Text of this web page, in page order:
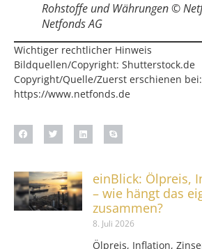
Rohstoffe und Währungen ©
Netfonds AG
Wichtiger rechtlicher Hinweis
Bildquellen/Copyright: Shutterstock.de
Copyright/Quelle/Zuerst erschienen bei:
https://www.netfonds.de
einBlick: Ölpreis,
– wie hängt das
zusammen?
8. Juli 2026
Ölpreis, Inflation,